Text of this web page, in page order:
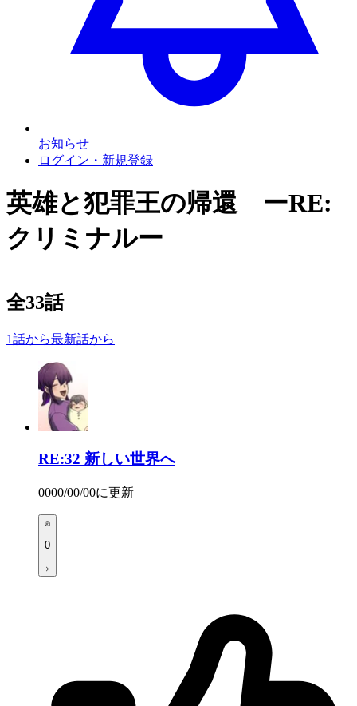
お知らせ
ログイン・新規登録
英雄と犯罪王の帰還 ーRE:
クリミナルー
全33話
1話から最新話から
RE:32 新しい世界へ
0000/00/00に更新
0